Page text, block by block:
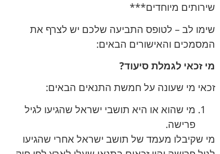
שירותים מיוחדים***
שימו לב – לטופס התביעה שלכם יש לצרף את
המסמכים והאישורים הבאים:
מי זכאי לגמלת סיעוד?
זכאי מי שעונה על חמשת התנאים הבאים:
מי שהוא או היא תושבי ישראל שהגיעו לגיל
פרישה.
מי שקיבלו מעמד של תושב ישראל אחרי שהגיעו